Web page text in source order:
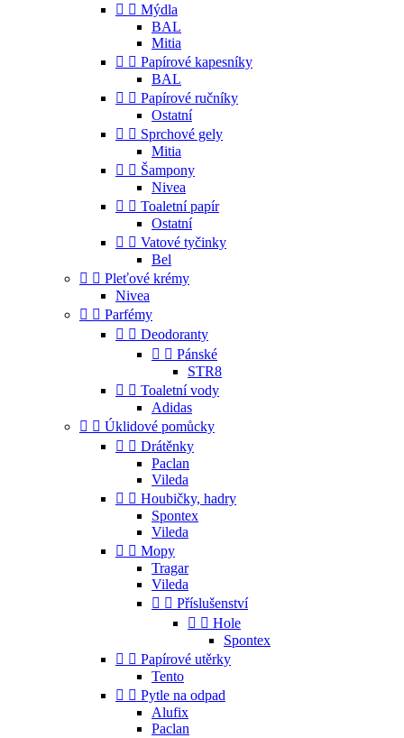
  Mýdla
BAL
Mitia
  Papírové kapesníky
BAL
  Papírové ručníky
Ostatní
  Sprchové gely
Mitia
  Šampony
Nivea
  Toaletní papír
Ostatní
  Vatové tyčinky
Bel
  Pleťové krémy
Nivea
  Parfémy
  Deodoranty
  Pánské
STR8
  Toaletní vody
Adidas
  Úklidové pomůcky
  Drátěnky
Paclan
Vileda
  Houbičky, hadry
Spontex
Vileda
  Mopy
Tragar
Vileda
  Příslušenství
  Hole
Spontex
  Papírové utěrky
Tento
  Pytle na odpad
Alufix
Paclan